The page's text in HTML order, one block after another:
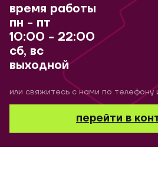
время работы
пн - пт
10:00 - 22:00
сб, вс
выходной
или свяжитесь с нами по телефону
перейти в